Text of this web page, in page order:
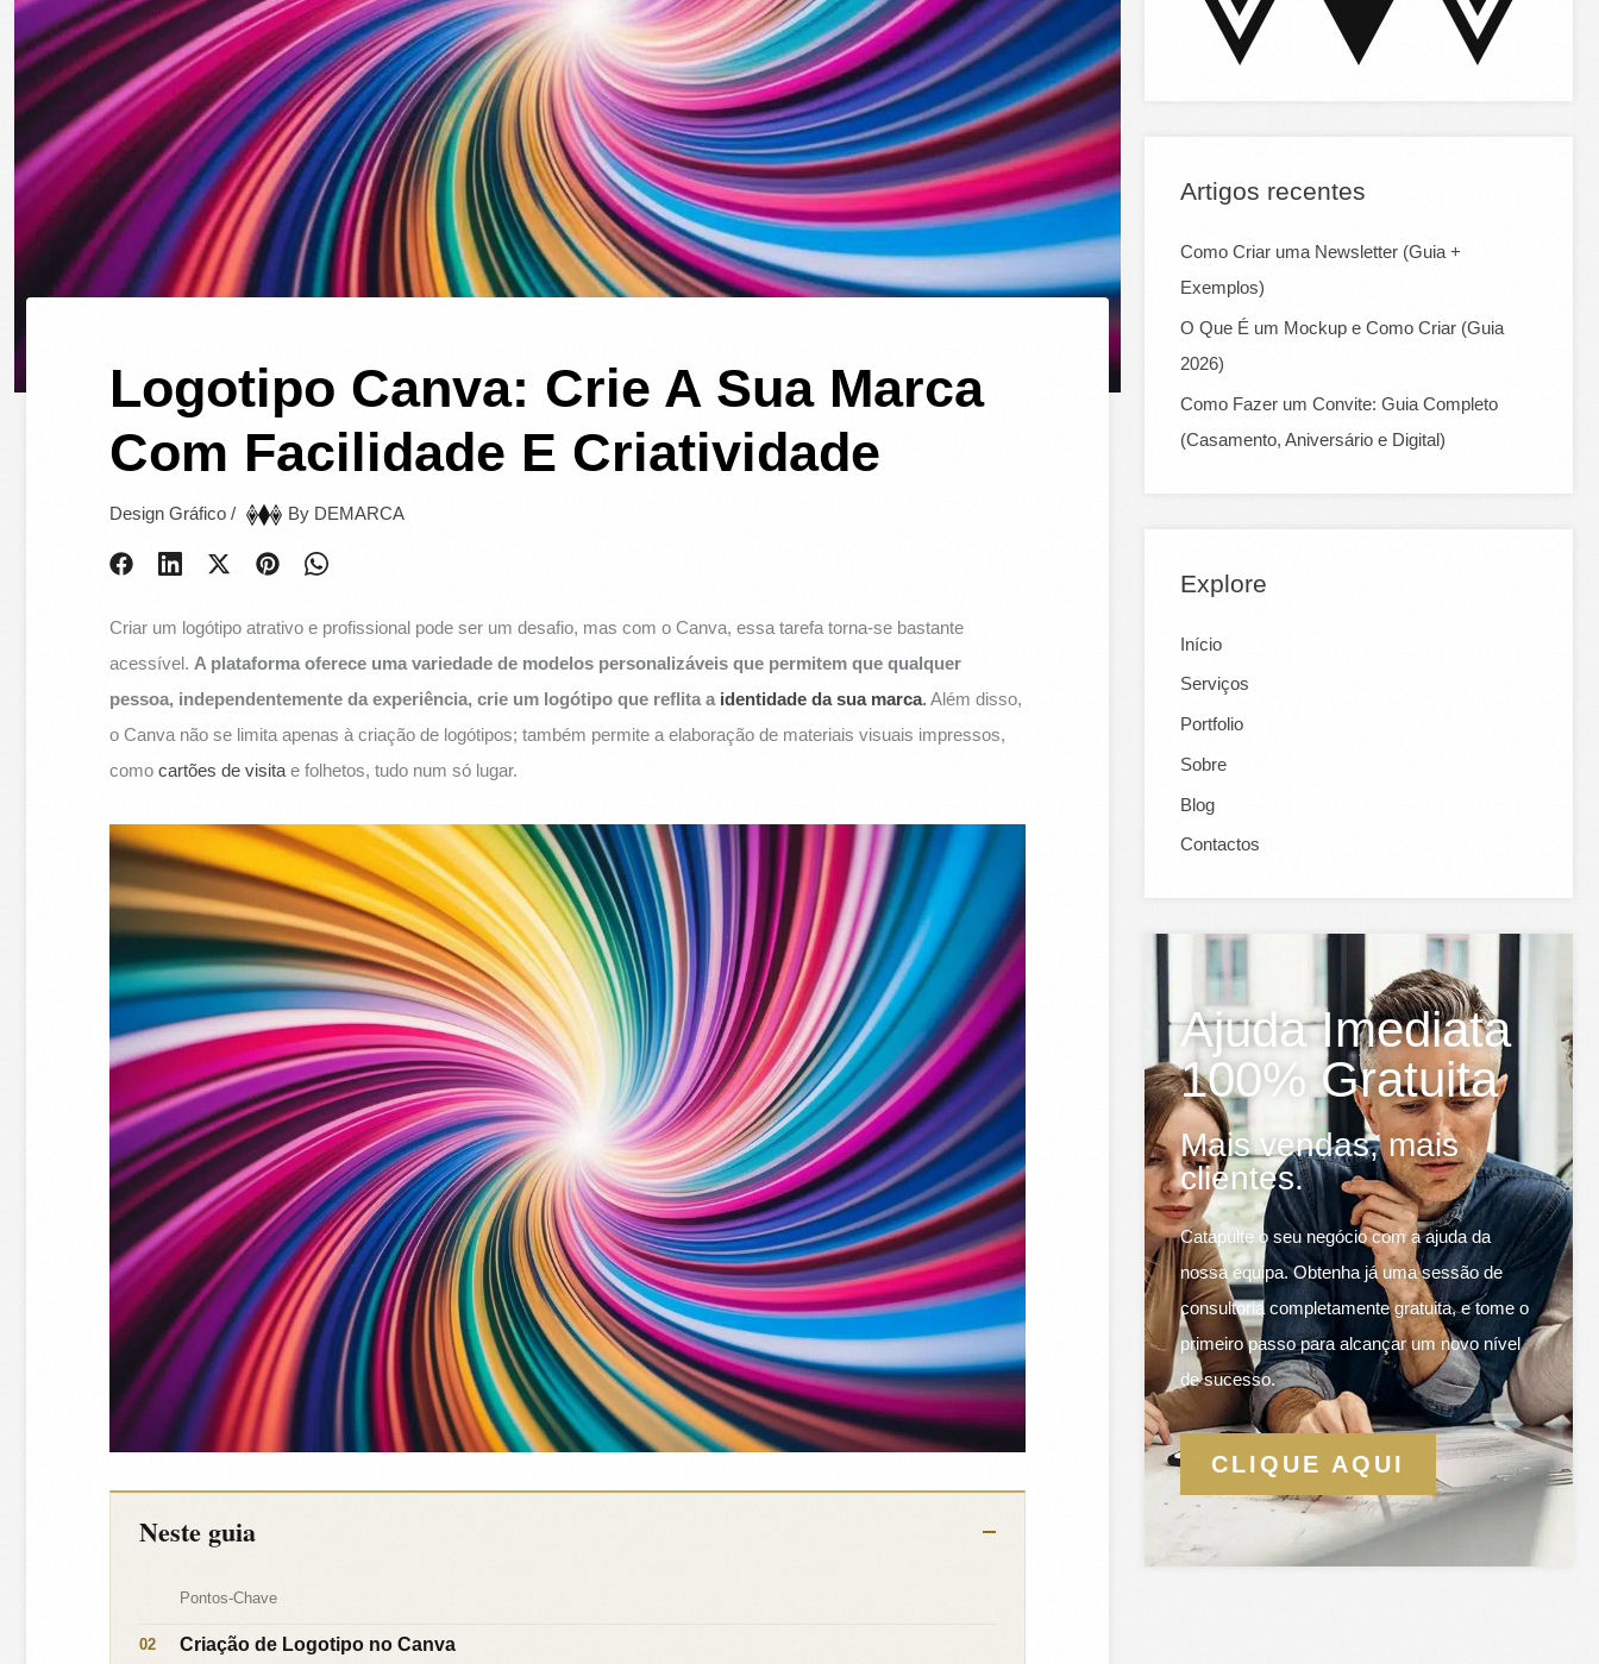
Logotipo Canva: Crie A Sua Marca
Com Facilidade E Criatividade
Design Gráfico / By DEMARCA
Criar um logótipo atrativo e profissional pode ser um desafio, mas com o Canva, essa tarefa torna-se bastante
acessível. A plataforma oferece uma variedade de modelos personalizáveis que permitem que qualquer
pessoa, independentemente da experiência, crie um logótipo que reflita a identidade da sua marca. Além disso,
o Canva não se limita apenas à criação de logótipos; também permite a elaboração de materiais visuais impressos,
comocartões de visita e folhetos, tudo num só lugar.
Neste guia
Pontos-Chave
Criação de Logotipo no Canva
Artigos recentes
Como Criar uma Newsletter (Guia +
Exemplos)
O Que É um Mockup e Como Criar (Guia
2026)
Como Fazer um Convite: Guia Completo
(Casamento, Aniversário e Digital)
Explore
Início
Serviços
Portfolio
Sobre
Blog
Contactos
Ajuda Imediata
100% Gratuita
Mais vendas, mais
clientes.
Catapulte o seu negócio com a ajuda da
nossa equipa. Obtenha já uma sessão de
consultoria completamente gratuita, e tome o
primeiro passo para alcançar um novo nível
de sucesso.
CLIQUE AQUI